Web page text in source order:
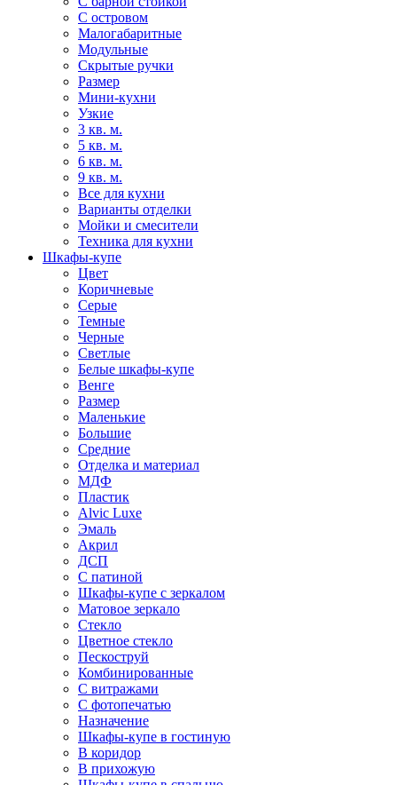
С островом
Малогабаритные
Модульные
Скрытые ручки
Размер
Мини-кухни
Узкие
3 кв. м.
5 кв. м.
6 кв. м.
9 кв. м.
Все для кухни
Варианты отделки
Мойки и смесители
Техника для кухни
Шкафы-купе
Цвет
Коричневые
Серые
Темные
Черные
Светлые
Белые шкафы-купе
Венге
Размер
Маленькие
Большие
Средние
Отделка и материал
МДФ
Пластик
Alvic Luxe
Эмаль
Акрил
ДСП
С патиной
Шкафы-купе с зеркалом
Матовое зеркало
Стекло
Цветное стекло
Пескоструй
Комбинированные
С витражами
С фотопечатью
Назначение
Шкафы-купе в гостиную
В коридор
В прихожую